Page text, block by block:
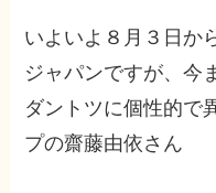
いよいよ８月３日か
ジャパンですが、今
ダントツに個性的で
プの齋藤由依さん